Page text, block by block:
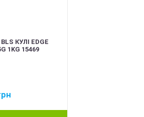
КУЛІ EDGE
1KG 15469